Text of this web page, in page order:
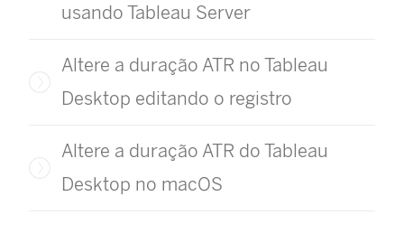
usando Tableau Server
Altere a duração ATR no Tableau
Desktop editando o registro
Altere a duração ATR do Tableau
Desktop no macOS